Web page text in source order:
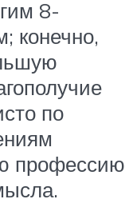
8-
конечно,
по
профессию